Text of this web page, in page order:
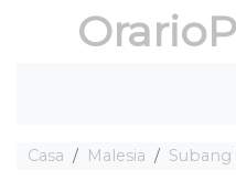
Casa Malesia Subang